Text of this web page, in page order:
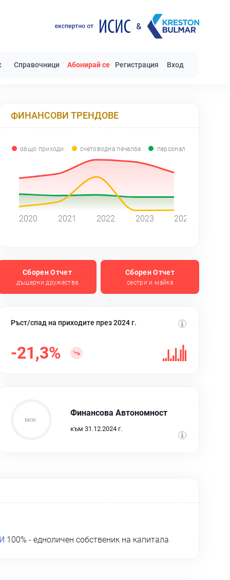
Справочници Абонирай се Регистрация Вход
ФИНАНСОВИ ТРЕНДОВЕ
общо приходи счетоводна печалба персонал
2020 2021 2022 2023 2024
Сборен Отчет
дъщерни дружества
Сборен Отчет
сестри и майка
Ръст/спад на приходите през 2024 г.
-21,3%
Финансова Автономност
към 31.12.2024 г.
100% - едноличен собственик на капитала